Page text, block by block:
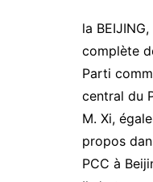
la
complète
Parti
central du
M. Xi,
propos
PCC à